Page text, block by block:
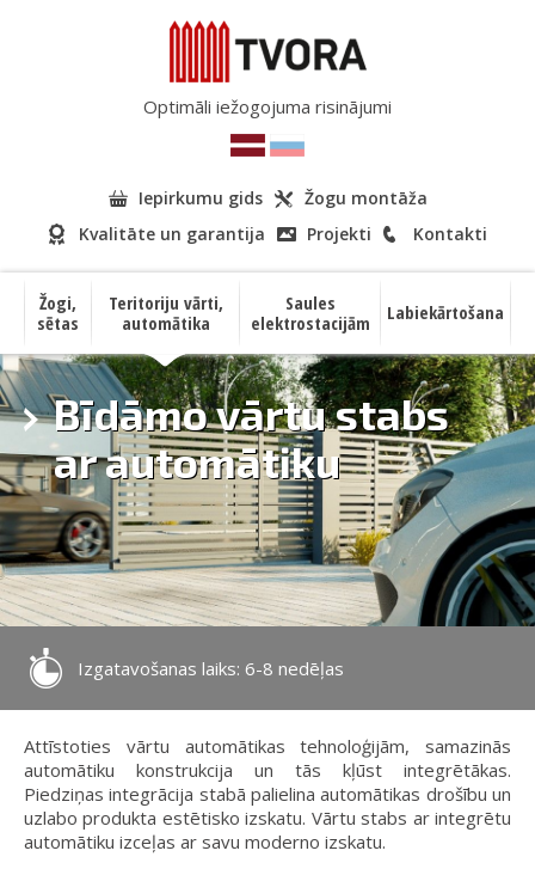
Optimāli iežogojuma risinājumi
Iepirkumu gids
Žogu montāža
Kvalitāte un garantija
Projekti Kontakti
Žogi,
sētas
Teritoriju vārti,
automātika
Saules
elektrostacijām
Labiekārtošana
Bīdāmo vārtu stabs
ar automātiku
Izgatavošanas laiks: 6-8 nedēļas
Attīstoties vārtu automātikas tehnoloģijām, samazinās
automātiku konstrukcija un tās kļūst integrētākas.
Piedziņas integrācija stabā palielina automātikas drošību un
uzlabo produkta estētisko izskatu. Vārtu stabs ar integrētu
automātiku izceļas ar savu moderno izskatu.